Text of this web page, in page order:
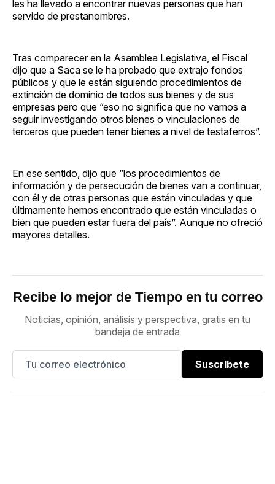
les ha llevado a encontrar nuevas personas que han
servido de prestanombres.
Tras comparecer en la Asamblea Legislativa, el Fiscal
dijo que a Saca se le ha probado que extrajo fondos
públicos y que le están siguiendo procedimientos de
extinción de dominio de todos sus bienes y de sus
empresas pero que “eso no significa que no vamos a
seguir investigando otros bienes o vinculaciones de
terceros que pueden tener bienes a nivel de testaferros”.
En ese sentido, dijo que “los procedimientos de
información y de persecución de bienes van a continuar,
con él y de otras personas que están vinculadas y que
últimamente hemos encontrado que están vinculadas o
bien que pueden estar fuera del país”. Aunque no ofreció
mayores detalles.
Recibe lo mejor de Tiempo en tu correo
Noticias, opinión, análisis y perspectiva, gratis en tu
bandeja de entrada
Suscríbete